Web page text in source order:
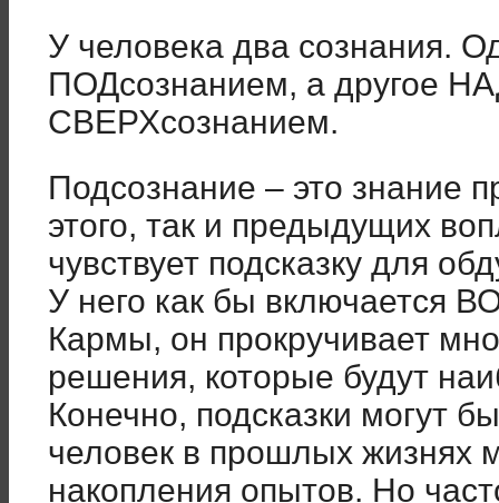
У человека два сознания.
ПОДсознанием, а другое
СВЕРХсознанием.
Подсознание – это знание
этого, так и предыдущих
чувствует подсказку для
У него как бы включается
Кармы, он прокручивает
решения, которые будут
Конечно, подсказки могут
человек в прошлых жизнях
накопления опытов. Но